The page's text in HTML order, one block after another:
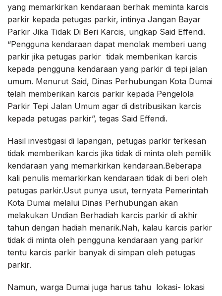
yang memarkirkan kendaraan berhak meminta karcis
parkir kepada petugas parkir, intinya Jangan Bayar
Parkir Jika Tidak Di Beri Karcis, ungkap Said Effendi.
“Pengguna kendaraan dapat menolak memberi uang
parkir jika petugas parkir tidak memberikan karcis
kepada pengguna kendaraan yang parkir di tepi jalan
umum. Menurut Said, Dinas Perhubungan Kota Dumai
telah memberikan karcis parkir kepada Pengelola
Parkir Tepi Jalan Umum agar di distribusikan karcis
kepada petugas parkir”, tegas Said Effendi.
Hasil investigasi di lapangan, petugas parkir terkesan
tidak memberikan karcis jika tidak di minta oleh pemilik
kendaraan yang memarkirkan kendaraan.Beberapa
kali penulis memarkirkan kendaraan tidak di beri oleh
petugas parkir.Usut punya usut, ternyata Pemerintah
Kota Dumai melalui Dinas Perhubungan akan
melakukan Undian Berhadiah karcis parkir di akhir
tahun dengan hadiah menarik.Nah, kalau karcis parkir
tidak di minta oleh pengguna kendaraan yang parkir
tentu karcis parkir banyak di simpan oleh petugas
parkir.
Namun, warga Dumai juga harus tahu lokasi- lokasi